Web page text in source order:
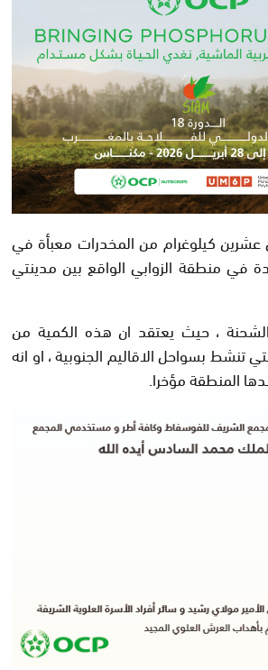
كيلوغرام من المخدرات معبأة في
في منطقة الزوابي الواقع بين مدينتي
، حيث يعتقد ان هذه الكمية من
تنشط بسواحل الاقاليم الجنوبية ، او انه
المنطقة مؤخرا.